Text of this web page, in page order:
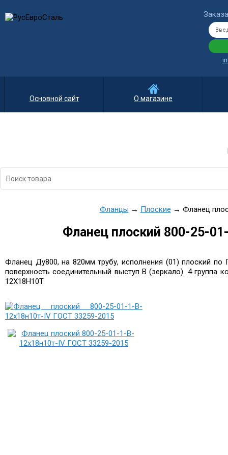
Основной сайт О магазине
Фланцы → Плоские → Фланец
Фланец плоский 800-25-
Фланец Ду800, на 820мм трубу, исполнения (01) плоский по
поверхность соединительный выступ В (зеркало). 4 группа
12Х18Н10Т